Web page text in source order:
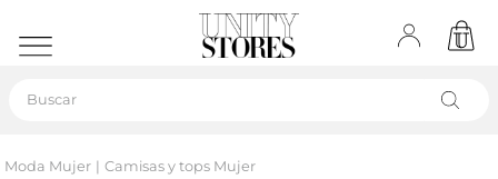
Moda Mujer Camisas y tops Mujer